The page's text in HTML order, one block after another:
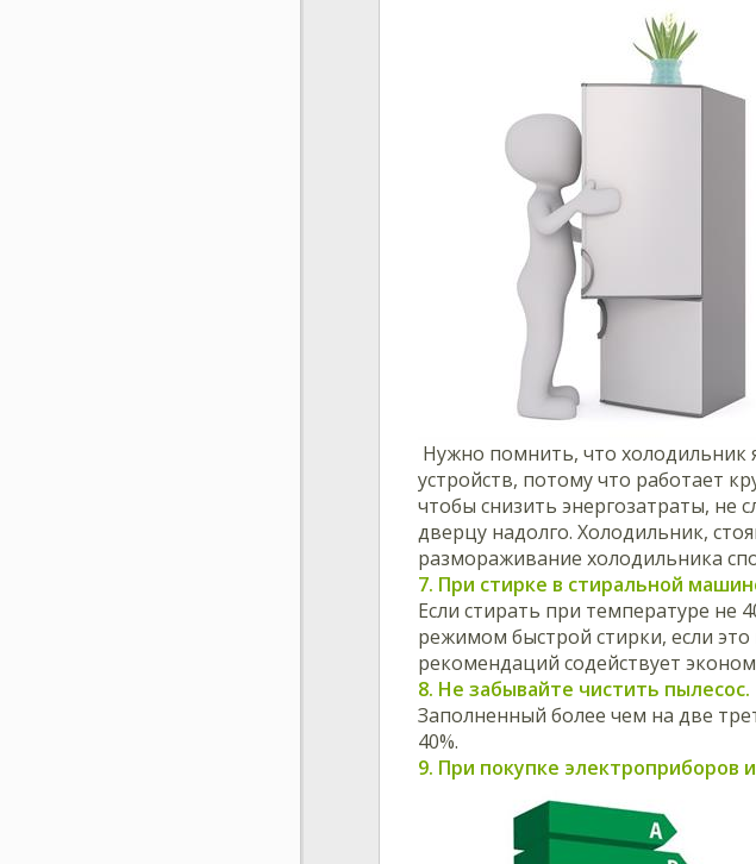
Нужно помнить, что холодильник
устройств, потому что работает
чтобы снизить энергозатраты, не
дверцу надолго. Холодильник,
размораживание холодильника
7. При стирке в стиральной
Если стирать при температуре не
режимом быстрой стирки, если
рекомендаций содействует
8. Не забывайте чистить пылесос.
Заполненный более чем на две
40%.
9. При покупке электроприборов